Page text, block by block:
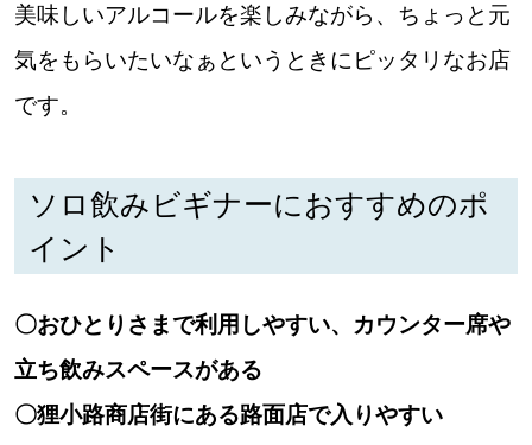
美味しいアルコールを楽しみながら、ちょっと元
気をもらいたいなぁというときにピッタリなお店
です。
ソロ飲みビギナーにおすすめのポ
イント
〇おひとりさまで利用しやすい、カウンター席や
立ち飲みスペースがある
〇狸小路商店街にある路面店で入りやすい